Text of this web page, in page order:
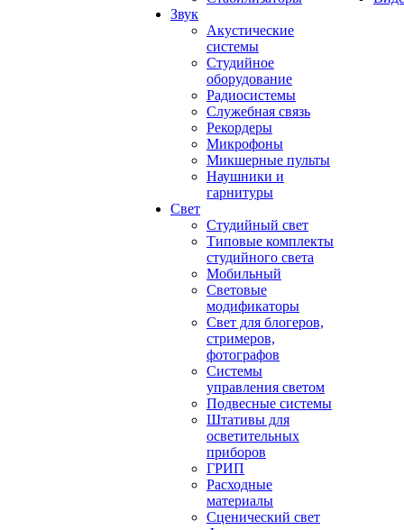
Звук
Акустические
системы
Студийное
оборудование
Радиосистемы
Служебная связь
Рекордеры
Микрофоны
Микшерные пульты
Наушники и
гарнитуры
Свет
Студийный свет
Типовые комплекты
студийного света
Мобильный
Световые
модификаторы
Свет для блогеров,
стримеров,
фотографов
Системы
управления светом
Подвесные системы
Штативы для
осветительных
приборов
ГРИП
Расходные
материалы
Сценический свет